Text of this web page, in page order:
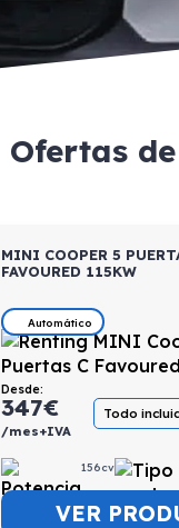
Ofertas
MINI COOPER 5
FAVOURED 115KW
Automático
Desde:
347€
/mes+IVA
Todo
156cv
VER